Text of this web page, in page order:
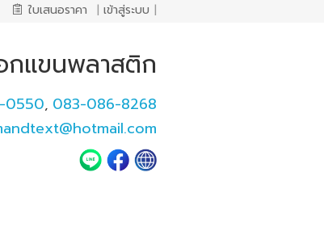
ใบเสนอราคา | เข้าสู่ระบบ |
กแขนพลาสติก
0550, 083-086-8268